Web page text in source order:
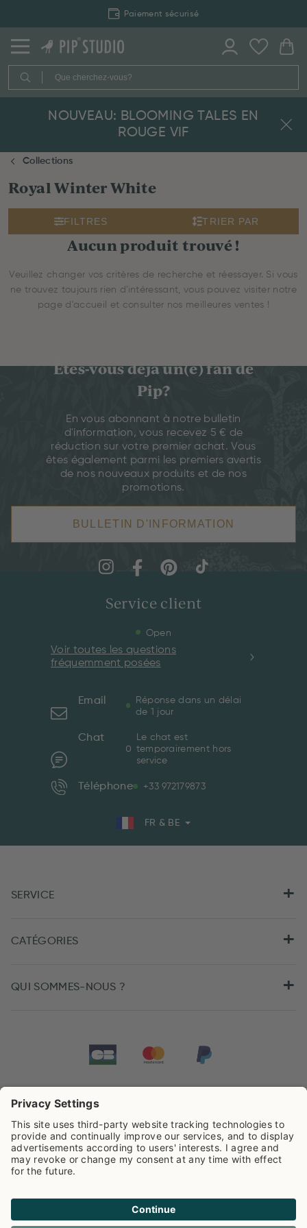
Paiement sécurisé
NOUVEAU: BLOOMING TALES EN
ROUGE VIF
Collections
Royal Winter White
FILTRES TRIER PAR
Aucun produit trouvé !
Veuillez changer vos critères de recherche et réessayer. Si vous
ne trouvez toujours rien d'intéressant, vous pouvez visiter notre
page d'accueil et consulter nos meilleures ventes !
Êtes-vous déjà un(e) fan de
Pip?
En vous abonnant à notre bulletin
d'information, vous recevez 5 € de
réduction sur votre premier achat. Vous
êtes également parmi les premiers avertis
de nos nouveaux produits et de nos
promotions.
BULLETIN D'INFORMATION
Service client
Open
Voir toutes les questions
fréquemment posées
Email
Réponse dans un délai
de 1 jour
Chat
Le chat est
temporairement hors
service
Téléphone +33 972179873
FR & BE
SERVICE
CATÉGORIES
QUI SOMMES-NOUS ?
sur la base de505Avis